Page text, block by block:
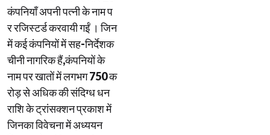
कंपनियाँ अपनी पत्नी के नाम प
र रजिस्टर्ड करवायी गईं । जिन
में कई कंपनियों में सह-निर्देशक
चीनी नागरिक हैं,कंपनियों के
नाम पर खातों में लगभग 750 क
रोड़ से अधिक की संदिग्ध धन
राशि के ट्रांसक्शन प्रकाश में
जिनका विवेचना में अध्ययन